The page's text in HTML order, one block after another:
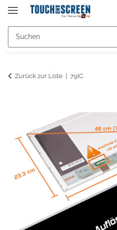
Zurück zur Liste 79IC